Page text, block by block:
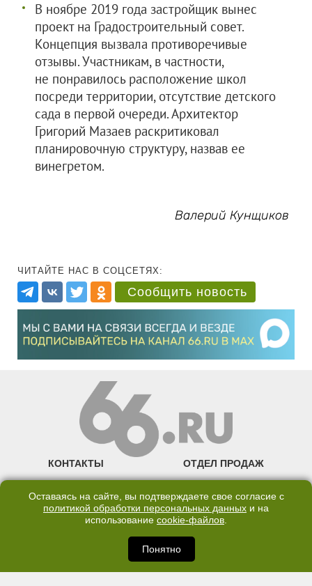
В ноябре 2019 года застройщик вынес
проект на Градостроительный совет.
Концепция вызвала противоречивые
отзывы. Участникам, в частности,
не понравилось расположение школ
посреди территории, отсутствие детского
сада в первой очереди. Архитектор
Григорий Мазаев раскритиковал
планировочную структуру, назвав ее
винегретом.
Валерий Кунщиков
ЧИТАЙТЕ НАС В СОЦСЕТЯХ:
Сообщить новость
КОНТАКТЫ ОТДЕЛ ПРОДАЖ
ПОЛИТИКА ОБРАБОТКИ ПЕРСОНАЛЬНЫХ ДАННЫХ
©2007—2025 66.RU. Воспроизведение, сообщение, доведение до всеобщего
сведения размещенных на сайте 66.RU материалов и их элементов без согласия
Оставаясь на сайте, вы подтверждаете свое согласие с
политикой обработки персональных данных и на
использование cookie-файлов.
Понятно